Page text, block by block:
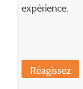
expérience.
Réagissez